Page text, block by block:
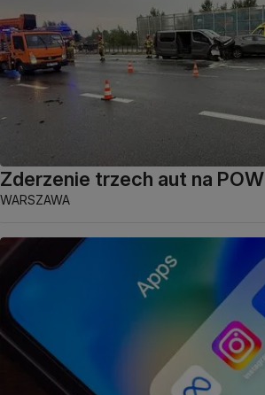
Zderzenie trzech aut na POW
WARSZAWA